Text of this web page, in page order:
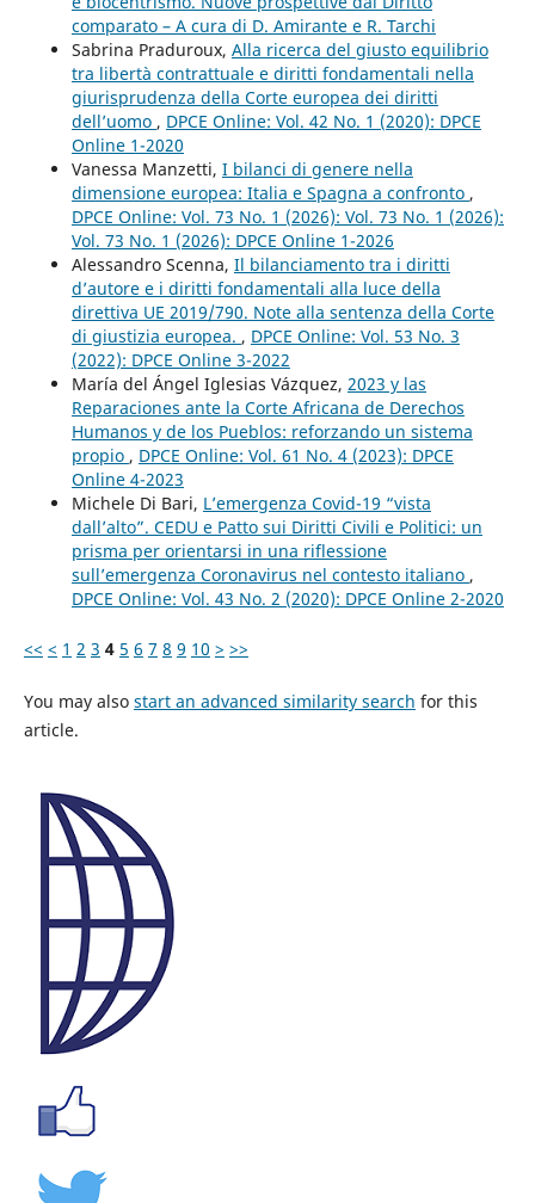
comparato – A cura di D. Amirante e R. Tarchi
Sabrina Praduroux, Alla ricerca del giusto equilibrio
tra libertà contrattuale e diritti fondamentali nella
giurisprudenza della Corte europea dei diritti
dell’uomo , DPCE Online: Vol. 42 No. 1 (2020): DPCE
Online 1-2020
Vanessa Manzetti, I bilanci di genere nella
dimensione europea: Italia e Spagna a confronto ,
DPCE Online: Vol. 73 No. 1 (2026): Vol. 73 No. 1 (2026):
Vol. 73 No. 1 (2026): DPCE Online 1-2026
Alessandro Scenna, Il bilanciamento tra i diritti
d’autore e i diritti fondamentali alla luce della
direttiva UE 2019/790. Note alla sentenza della Corte
di giustizia europea. , DPCE Online: Vol. 53 No. 3
(2022): DPCE Online 3-2022
María del Ángel Iglesias Vázquez, 2023 y las
Reparaciones ante la Corte Africana de Derechos
Humanos y de los Pueblos: reforzando un sistema
propio , DPCE Online: Vol. 61 No. 4 (2023): DPCE
Online 4-2023
Michele Di Bari, L’emergenza Covid-19 “vista
dall’alto”. CEDU e Patto sui Diritti Civili e Politici: un
prisma per orientarsi in una riflessione
sull’emergenza Coronavirus nel contesto italiano ,
DPCE Online: Vol. 43 No. 2 (2020): DPCE Online 2-2020
<< < 1 2 3 4 5 6 7 8 9 10 > >>
You may also start an advanced similarity search for this
article.